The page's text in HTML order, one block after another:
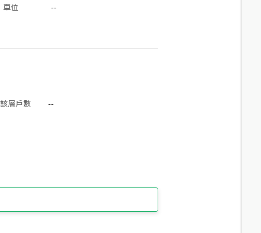
車位
--
該層戶數
--